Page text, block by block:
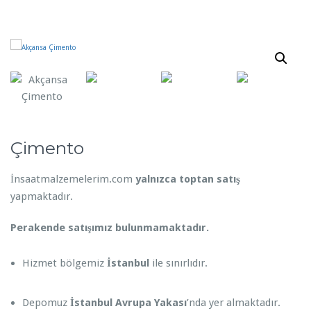
g
Çimento
İnsaatmalzemelerim.com yalnızca toptan satış
yapmaktadır.
Perakende satışımız bulunmamaktadır.
Hizmet bölgemiz İstanbul ile sınırlıdır.
Depomuz İstanbul Avrupa Yakası’nda yer almaktadır.